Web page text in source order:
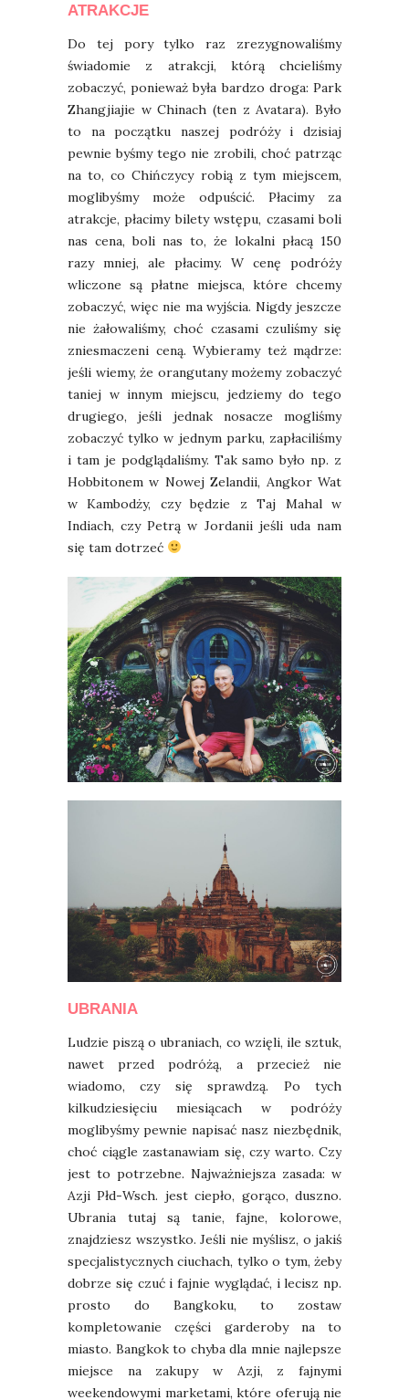
ATRAKCJE
Do tej pory tylko raz zrezygnowaliśmy
świadomie z atrakcji, którą chcieliśmy
zobaczyć, ponieważ była bardzo droga: Park
Zhangjiajie w Chinach (ten z Avatara). Było
to na początku naszej podróży i dzisiaj
pewnie byśmy tego nie zrobili, choć patrząc
na to, co Chińczycy robią z tym miejscem,
moglibyśmy może odpuścić. Płacimy za
atrakcje, płacimy bilety wstępu, czasami boli
nas cena, boli nas to, że lokalni płacą 150
razy mniej, ale płacimy. W cenę podróży
wliczone są płatne miejsca, które chcemy
zobaczyć, więc nie ma wyjścia. Nigdy jeszcze
nie żałowaliśmy, choć czasami czuliśmy się
zniesmaczeni ceną. Wybieramy też mądrze:
jeśli wiemy, że orangutany możemy zobaczyć
taniej w innym miejscu, jedziemy do tego
drugiego, jeśli jednak nosacze mogliśmy
zobaczyć tylko w jednym parku, zapłaciliśmy
i tam je podglądaliśmy. Tak samo było np. z
Hobbitonem w Nowej Zelandii, Angkor Wat
w Kambodży, czy będzie z Taj Mahal w
Indiach, czy Petrą w Jordanii jeśli uda nam
się tam dotrzeć
UBRANIA
Ludzie piszą o ubraniach, co wzięli, ile sztuk,
nawet przed podróżą, a przecież nie
wiadomo, czy się sprawdzą. Po tych
kilkudziesięciu miesiącach w podróży
moglibyśmy pewnie napisać nasz niezbędnik,
choć ciągle zastanawiam się, czy warto. Czy
jest to potrzebne. Najważniejsza zasada: w
Azji Płd-Wsch. jest ciepło, gorąco, duszno.
Ubrania tutaj są tanie, fajne, kolorowe,
znajdziesz wszystko. Jeśli nie myślisz, o jakiś
specjalistycznych ciuchach, tylko o tym, żeby
dobrze się czuć i fajnie wyglądać, i lecisz np.
prosto do Bangkoku, to zostaw
kompletowanie części garderoby na to
miasto. Bangkok to chyba dla mnie najlepsze
miejsce na zakupy w Azji, z fajnymi
weekendowymi marketami, które oferują nie